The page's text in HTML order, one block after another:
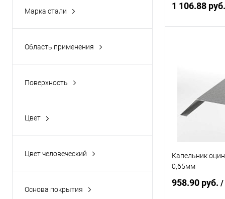
порошковым покрытием
Марка стали
Область применения
Поверхность
Цвет
3003
Цвет человеческий
Основа покрытия
1 106.88 руб.
Купить в 1
В избранное
Капельник
0,65мм
958.90 руб. /